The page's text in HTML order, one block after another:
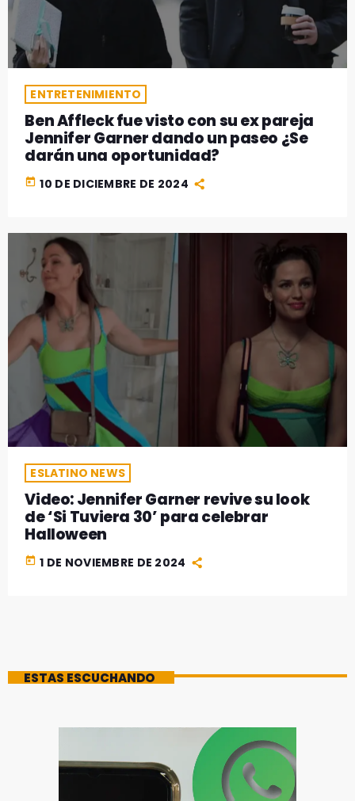
MÚSICA
ENTRETENIMIENTO
RADIO SPLENDID
ENTRETENIMIENTO
Ben Affleck fue visto con su ex pareja
Jennifer Garner dando un paseo ¿Se
darán una oportunidad?
today 10 DE DICIEMBRE DE 2024
ESLATINO NEWS
Video: Jennifer Garner revive su look
de ‘Si Tuviera 30’ para celebrar
Halloween
today 1 DE NOVIEMBRE DE 2024
ESTAS ESCUCHANDO